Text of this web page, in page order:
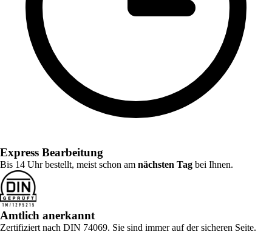
Express Bearbeitung
Bis 14 Uhr bestellt, meist schon am nächsten Tag bei Ihnen.
Amtlich anerkannt
Zertifiziert nach DIN 74069. Sie sind immer auf der sicheren Seite.